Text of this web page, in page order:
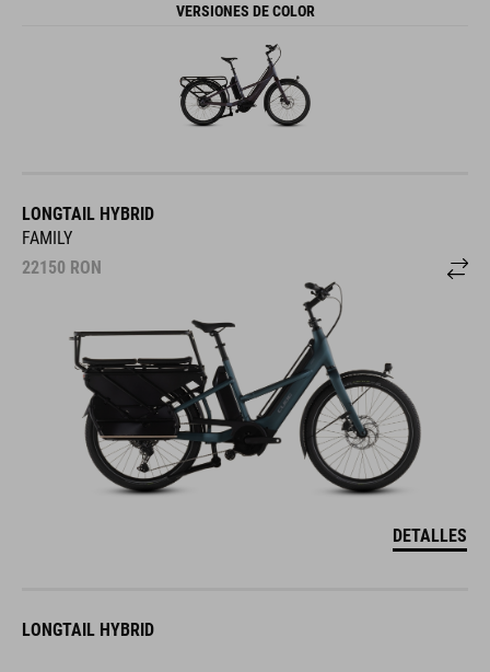
VERSIONES DE COLOR
LONGTAIL HYBRID
FAMILY
22150 RON
DETALLES
LONGTAIL HYBRID